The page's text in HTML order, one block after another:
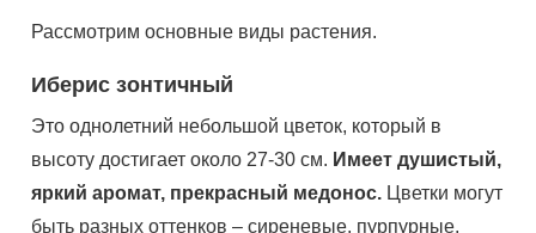
Рассмотрим основные виды растения.
Иберис зонтичный
Это однолетний небольшой цветок, который в
высоту достигает около 27-30 см. Имеет душистый,
яркий аромат, прекрасный медонос. Цветки могут
быть разных оттенков – сиреневые, пурпурные,